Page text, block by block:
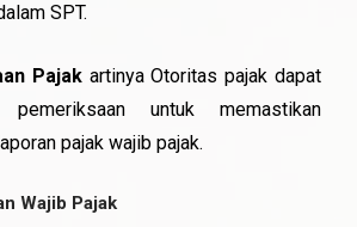
SPT.
Pajak artinya Otoritas pajak dapat
pemeriksaan untuk memastikan
pajak wajib pajak.
Wajib Pajak